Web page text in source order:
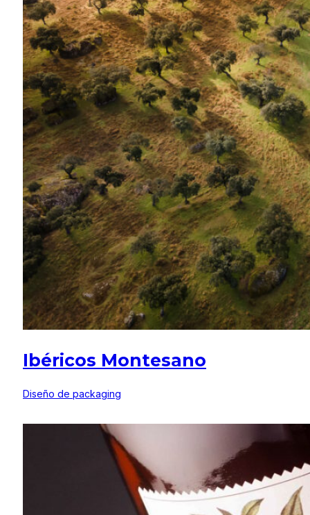
Ibéricos Montesano
Diseño de packaging